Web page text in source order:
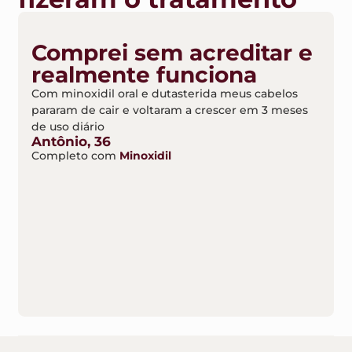
Comprei sem acreditar e
realmente funciona
Com minoxidil oral e dutasterida meus cabelos
pararam de cair e voltaram a crescer em 3 meses
de uso diário
Antônio, 36
Completo com Minoxidil